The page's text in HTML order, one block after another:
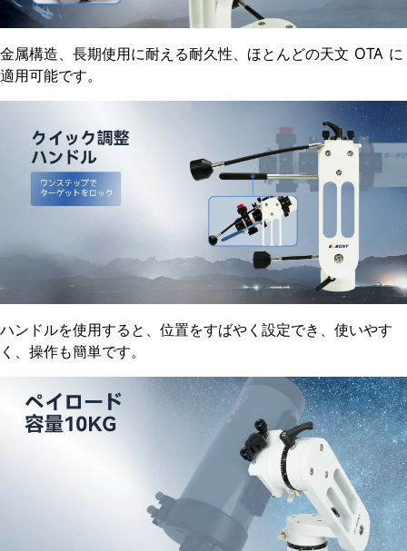
金属構造、長期使用に耐える耐久性、ほとんどの天文 OTA に
適用可能です。
ハンドルを使用すると、位置をすばやく設定でき、使いやす
く、操作も簡単です。